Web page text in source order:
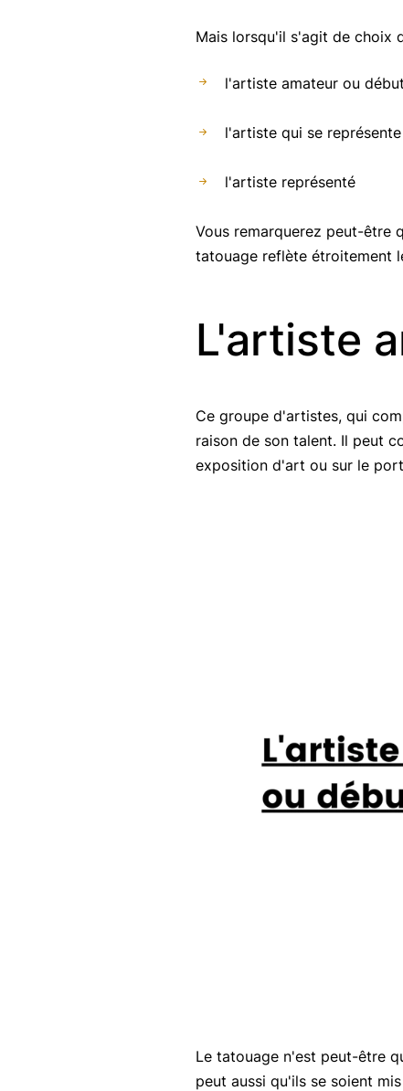
Mais lorsqu'il s'agit de choix
l'artiste amateur ou
l'artiste qui se
l'artiste représenté
Vous remarquerez peut-être
tatouage reflète étroitement
L'artiste
Ce groupe d'artistes, qui
raison de son talent. Il peut
exposition d'art ou sur le
Le tatouage n'est peut-être
peut aussi qu'ils se soient